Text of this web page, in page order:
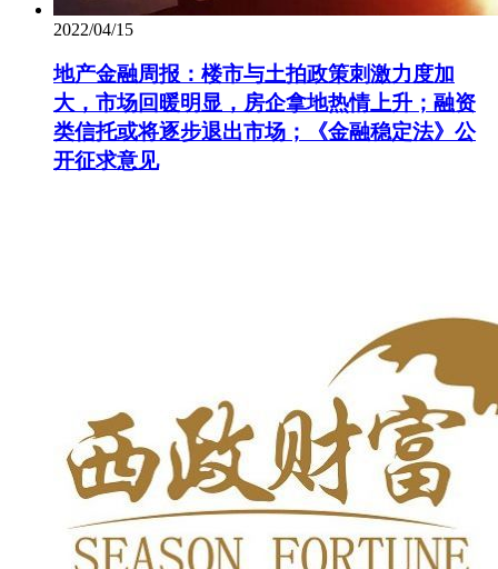
2022/04/15
地产金融周报：楼市与土拍政策刺激力度加
大，市场回暖明显，房企拿地热情上升；融资
类信托或将逐步退出市场；《金融稳定法》公
开征求意见